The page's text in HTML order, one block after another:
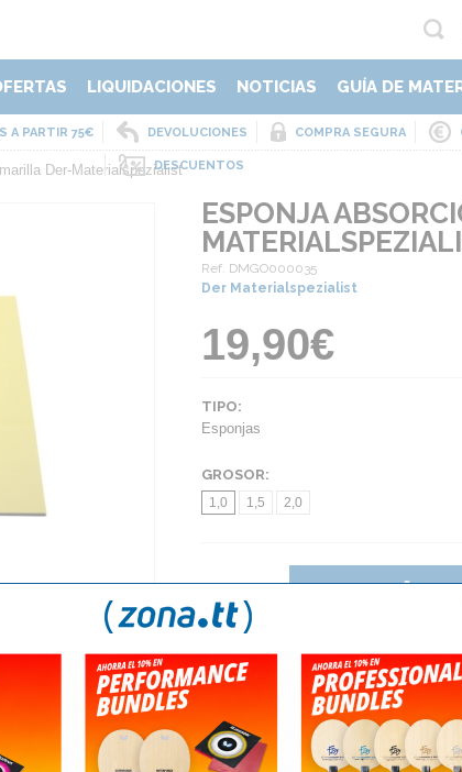
LIQUIDACIONES NOTICIAS GUÍA DE
A PARTIR 75€ DEVOLUCIONES COMPRA SEGURA
DESCUENTOS
Der-Materialspezialist
ESPONJA
Ref. DMGO000035
Der Materialspezialist
19,90€
TIPO:
Esponjas
GROSOR:
1,0 1,5 2,0
AÑADIR
TE GUSTAN LOS PICOS? NUEVAS IMPARTIAL DE